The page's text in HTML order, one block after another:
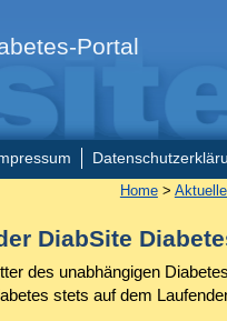
Portal
Home>
DiabSite
des unabhängigen
stets auf dem